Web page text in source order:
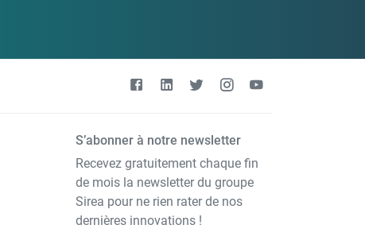
S’abonner à notre newsletter
Recevez gratuitement chaque fin
de mois la newsletter du groupe
Sirea pour ne rien rater de nos
dernières innovations !